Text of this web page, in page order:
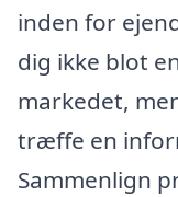
inden for
dig ikke blot
markedet,
træffe en
Sammenlign